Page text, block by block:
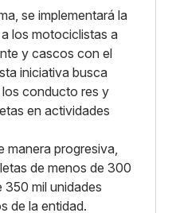
se implementará la
los motociclistas a
y cascos con el
iniciativa busca
conducto res y
en actividades
manera progresiva,
de menos de 300
350 mil unidades
de la entidad.